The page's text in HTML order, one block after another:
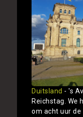
Duitsland - 's
Reichstag. We
om acht uur de